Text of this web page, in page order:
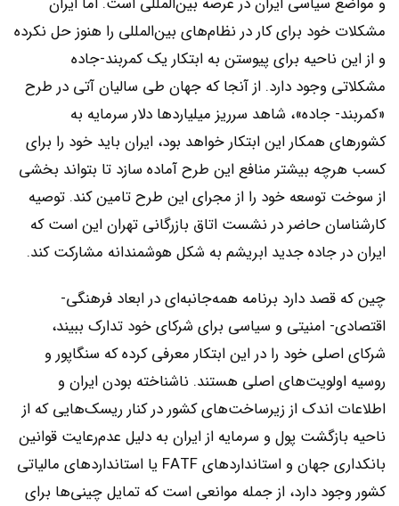
مشکلات خود برای کار در نظام‌‌‌های بین‌المللی را هنوز حل نکرده
و از این ناحیه برای پیوستن به ابتکار یک کمربند-جاده
مشکلاتی وجود دارد. از آنجا که جهان طی سالیان آتی در طرح
«کمربند- جاده»، شاهد سرریز میلیاردها دلار سرمایه به
کشورهای همکار این ابتکار خواهد بود، ایران باید خود را برای
کسب هرچه بیشتر منافع این طرح آماده سازد تا بتواند بخشی
از سوخت توسعه خود را از مجرای این طرح تامین کند. توصیه
کارشناسان حاضر در نشست اتاق بازرگانی تهران این است که
ایران در جاده جدید ابریشم به شکل هوشمندانه مشارکت کند.
چین که قصد دارد برنامه همه‌جانبه‌‌‌ای در ابعاد فرهنگی-
اقتصادی- امنیتی و سیاسی برای شرکای خود تدارک ببیند،
شرکای اصلی خود را در این ابتکار معرفی کرده که سنگاپور و
روسیه اولویت‌‌‌های اصلی هستند. ناشناخته بودن ایران و
اطلاعات اندک از زیرساخت‌‌‌های کشور در کنار ریسک‌‌‌هایی که از
ناحیه بازگشت پول و سرمایه از ایران به دلیل عدم‌رعایت قوانین
بانکداری جهان و استانداردهای FATF یا استانداردهای مالیاتی
کشور وجود دارد، از جمله موانعی است که تمایل چینی‌‌‌ها برای